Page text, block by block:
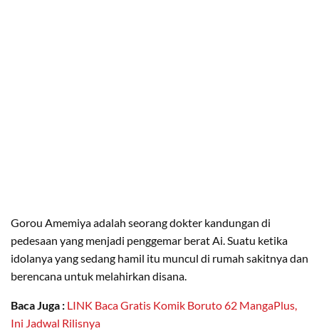
Gorou Amemiya adalah seorang dokter kandungan di
pedesaan yang menjadi penggemar berat Ai. Suatu ketika
idolanya yang sedang hamil itu muncul di rumah sakitnya dan
berencana untuk melahirkan disana.
Baca Juga : LINK Baca Gratis Komik Boruto 62 MangaPlus,
Ini Jadwal Rilisnya